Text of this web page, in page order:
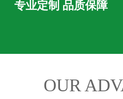
专业定制 品质保障
OUR